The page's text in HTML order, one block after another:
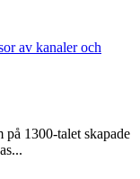
1300-talet skapade